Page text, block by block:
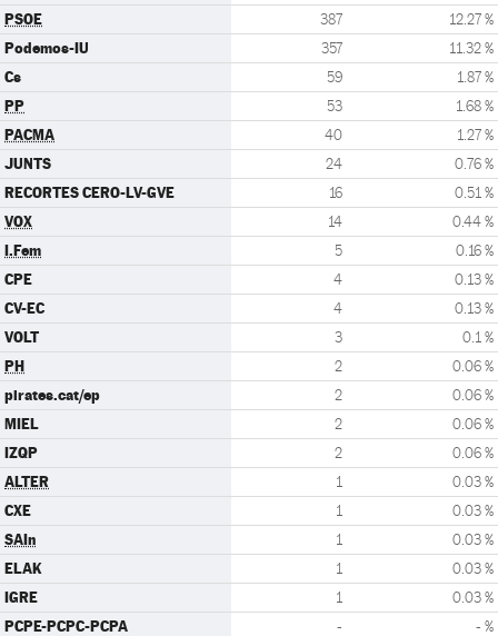
PSOE 387 12.27 %
Podemos-IU 357 11.32 %
Cs 59 1.87 %
PP 53 1.68 %
PACMA 40 1.27 %
JUNTS 24 0.76 %
RECORTES CERO-LV-GVE 16 0.51 %
VOX 14 0.44 %
I.Fem 5 0.16 %
CPE 4 0.13 %
CV-EC 4 0.13 %
VOLT 3 0.1 %
PH 2 0.06 %
pirates.cat/ep 2 0.06 %
MIEL 2 0.06 %
IZQP 2 0.06 %
ALTER 1 0.03 %
CXE 1 0.03 %
SAIn 1 0.03 %
ELAK 1 0.03 %
IGRE 1 0.03 %
PCPE-PCPC-PCPA - - %